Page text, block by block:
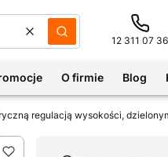
WyczyśćSzukaj 12 311 07 36
O firmie Blog